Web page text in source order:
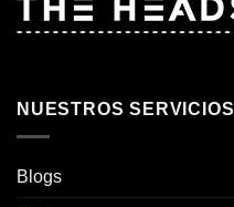
NUESTROS SERVICIOS
Blogs